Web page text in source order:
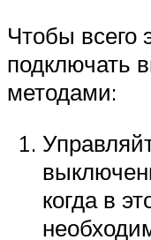
Чтобы всего
подключать
методами:
когда в